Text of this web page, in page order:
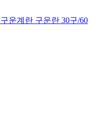
운계란 구운란 30구/60